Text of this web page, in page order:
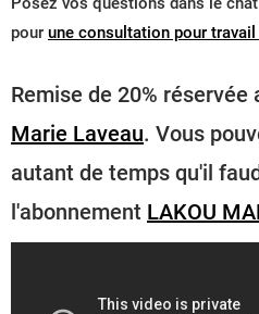
pour une consultation pour
Remise de 20% réservée
Marie Laveau. Vous
autant de temps qu'il
l'abonnement LAKOU